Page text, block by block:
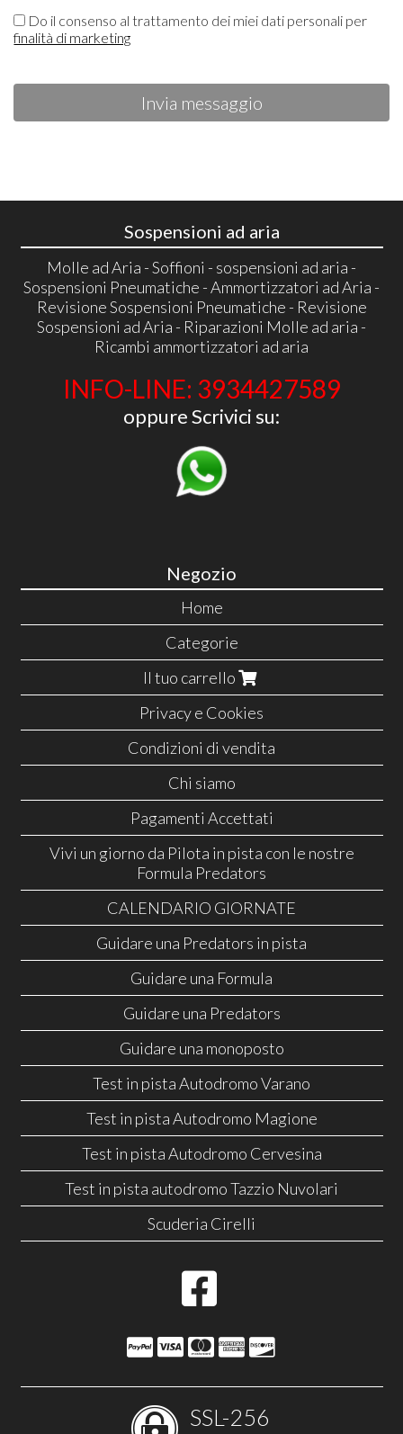
Do il consenso al trattamento dei miei dati personali per
finalità di marketing
Invia messaggio
Sospensioni ad aria
Molle ad Aria - Soffioni - sospensioni ad aria -
Sospensioni Pneumatiche - Ammortizzatori ad Aria -
Revisione Sospensioni Pneumatiche - Revisione
Sospensioni ad Aria - Riparazioni Molle ad aria -
Ricambi ammortizzatori ad aria
INFO-LINE: 3934427589
oppure Scrivici su:
Negozio
Home
Categorie
Il tuo carrello
Privacy e Cookies
Condizioni di vendita
Chi siamo
Pagamenti Accettati
Vivi un giorno da Pilota in pista con le nostre
Formula Predators
CALENDARIO GIORNATE
Guidare una Predators in pista
Guidare una Formula
Guidare una Predators
Guidare una monoposto
Test in pista Autodromo Varano
Test in pista Autodromo Magione
Test in pista Autodromo Cervesina
Test in pista autodromo Tazzio Nuvolari
Scuderia Cirelli
SSL-256